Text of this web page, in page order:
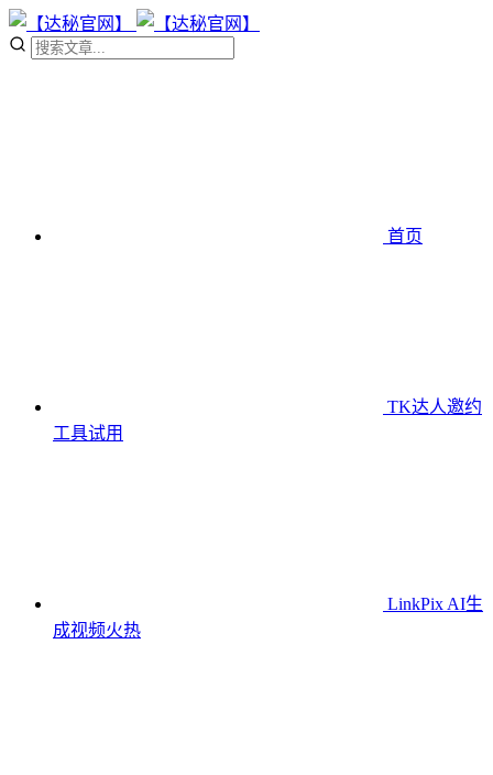
首页
TK达人邀约
工具试用
LinkPix AI生
成视频火热